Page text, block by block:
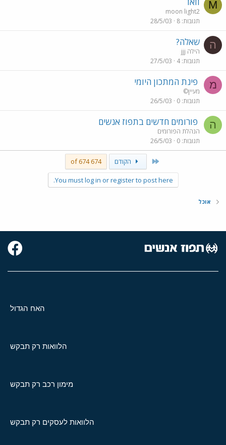
M
moon light2
תגובות 8
28/5/03
ה שאלה?
הילה jjj
תגובות 4
27/5/03
מ פינת המתכון היומי
מעיין©
תגובות 0
26/5/03
ה פורומים חדשים בתפוז אנשים
הנהלת הפורומים
תגובות 0
26/5/03
First הקודם 674 of 674
You must log in or register to post here.
אוכל
האח הגדול
הלוואות רק תבקש
מימון רכב רק תבקש
הלוואות לעסקים רק תבקש